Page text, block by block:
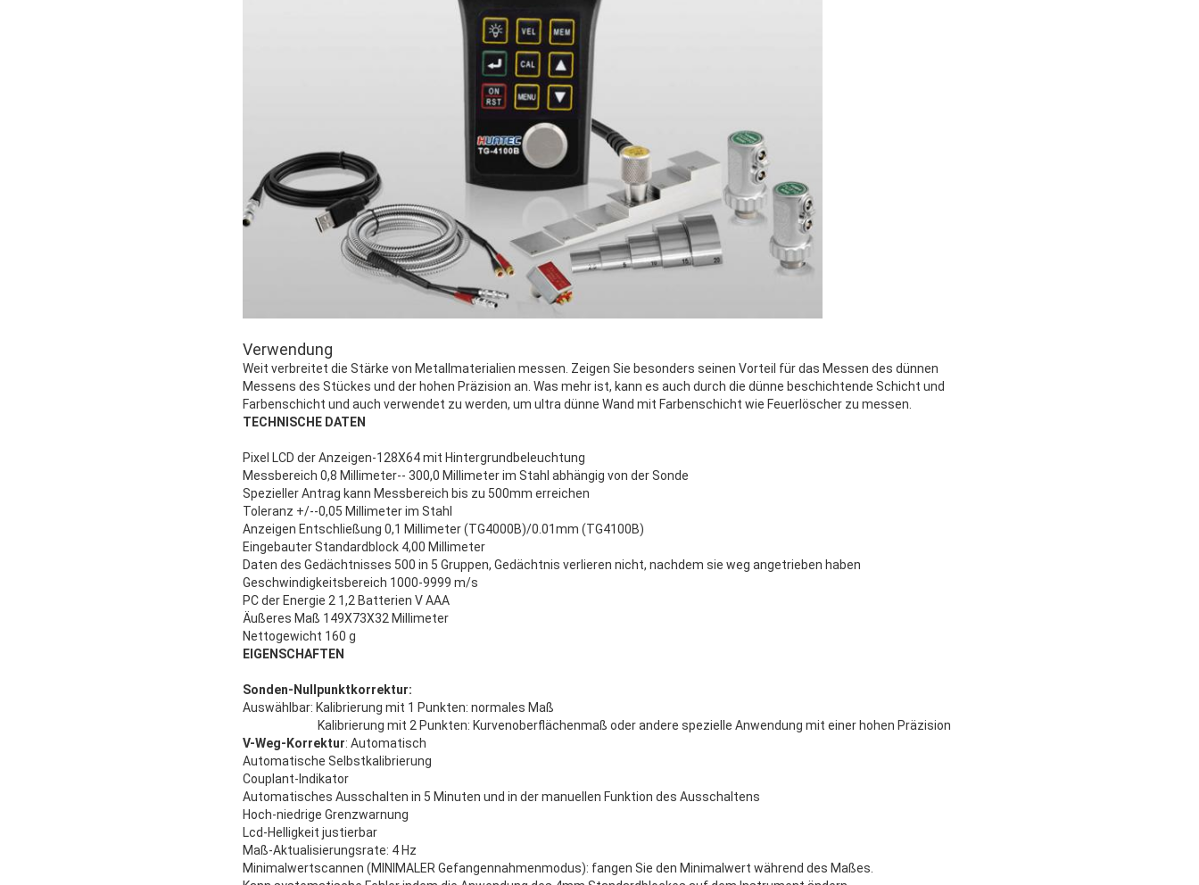
Verwendung
Weit verbreitet die Stärke von Metallmaterialien messen. Zeigen Sie besonders seinen Vorteil für das Messen des dünnen
Messens des Stückes und der hohen Präzision an. Was mehr ist, kann es auch durch die dünne beschichtende Schicht und
Farbenschicht und auch verwendet zu werden, um ultra dünne Wand mit Farbenschicht wie Feuerlöscher zu messen.
TECHNISCHE DATEN
Pixel LCD der Anzeigen-128X64 mit Hintergrundbeleuchtung
Messbereich 0,8 Millimeter-- 300,0 Millimeter im Stahl abhängig von der Sonde
Spezieller Antrag kann Messbereich bis zu 500mm erreichen
Toleranz +/--0,05 Millimeter im Stahl
Anzeigen Entschließung 0,1 Millimeter (TG4000B)/0.01mm (TG4100B)
Eingebauter Standardblock 4,00 Millimeter
Daten des Gedächtnisses 500 in 5 Gruppen, Gedächtnis verlieren nicht, nachdem sie weg angetrieben haben
Geschwindigkeitsbereich 1000-9999 m/s
PC der Energie 2 1,2 Batterien V AAA
Äußeres Maß 149X73X32 Millimeter
Nettogewicht 160 g
EIGENSCHAFTEN
Sonden-Nullpunktkorrektur:
Auswählbar: Kalibrierung mit 1 Punkten: normales Maß
Kalibrierung mit 2 Punkten: Kurvenoberflächenmaß oder andere spezielle Anwendung mit einer hohen Präzision
V-Weg-Korrektur: Automatisch
Automatische Selbstkalibrierung
Couplant-Indikator
Automatisches Ausschalten in 5 Minuten und in der manuellen Funktion des Ausschaltens
Hoch-niedrige Grenzwarnung
Lcd-Helligkeit justierbar
Maß-Aktualisierungsrate: 4 Hz
Minimalwertscannen (MINIMALER Gefangennahmenmodus): fangen Sie den Minimalwert während des Maßes.